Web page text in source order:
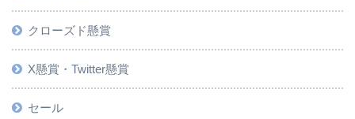
クローズド懸賞
X懸賞・Twitter懸賞
セール